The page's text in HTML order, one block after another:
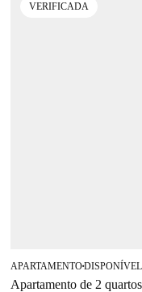
VERIFICADA
APARTAMENTO■
Apartamento de 2